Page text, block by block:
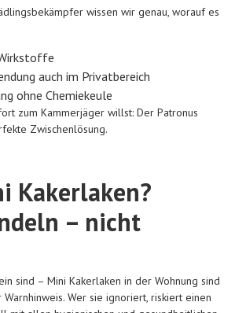
wissen wir genau, worauf es
auch im Privatbereich
ohne Chemiekeule
zum Kammerjäger willst: Der Patronus
Zwischenlösung.
Kakerlaken?
– nicht
sind – Mini Kakerlaken in der Wohnung sind
Wer sie ignoriert, riskiert einen